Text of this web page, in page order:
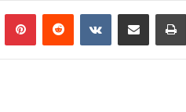
PinterestReddit VKontakteCompartir por correo